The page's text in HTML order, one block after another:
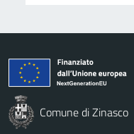
Comune di Zinasco